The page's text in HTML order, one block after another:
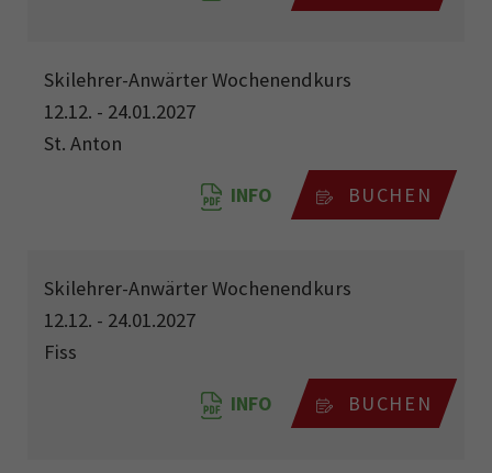
Skilehrer-Anwärter Wochenendkurs
12.12. - 24.01.2027
St. Anton
INFO BUCHEN
Skilehrer-Anwärter Wochenendkurs
12.12. - 24.01.2027
Fiss
INFO BUCHEN